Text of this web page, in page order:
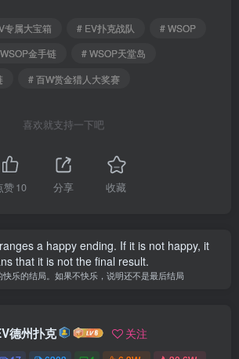
专属大宝箱 # EV扑克战队
# WSOP
金手链
# WSOP天堂岛
# 百W赏金猎人大奖赛
喜欢就支持一下吧
赞10 分享 收藏
a happy ending. If it is not happy, it
that it is not the final result.
快乐的结局。如果不快乐，说明还不是最后结局
德州扑克 关注